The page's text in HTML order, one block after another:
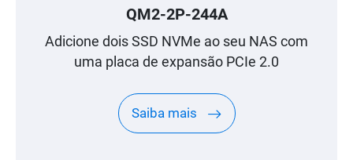
QM2-2P-244A
Adicione dois SSD NVMe ao seu NAS com
uma placa de expansão PCIe 2.0
Saiba mais